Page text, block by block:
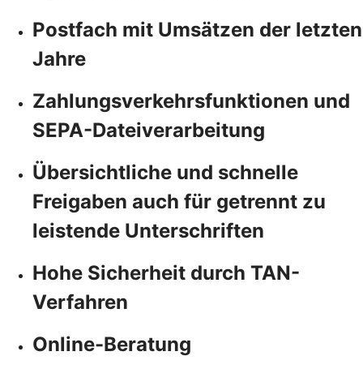
Postfach mit Umsätzen der letzten
Jahre
Zahlungsverkehrsfunktionen und
SEPA-Dateiverarbeitung
Übersichtliche und schnelle
Freigaben auch für getrennt zu
leistende Unterschriften
Hohe Sicherheit durch TAN-
Verfahren
Online-Beratung